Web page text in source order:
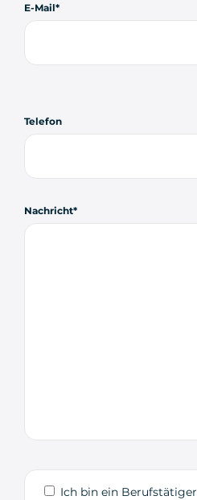
E-Mail
Telefon
Nachricht
Ich bin ein Berufstätiger